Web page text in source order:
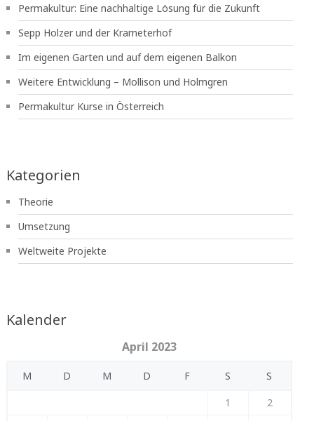
Permakultur: Eine nachhaltige Lösung für die Zukunft
Sepp Holzer und der Krameterhof
Im eigenen Garten und auf dem eigenen Balkon
Weitere Entwicklung – Mollison und Holmgren
Permakultur Kurse in Österreich
Kategorien
Theorie
Umsetzung
Weltweite Projekte
Kalender
April 2023
M D M D F S
S
1
2